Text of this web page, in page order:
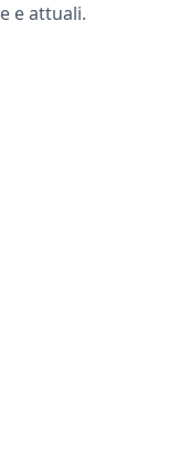
e attuali.